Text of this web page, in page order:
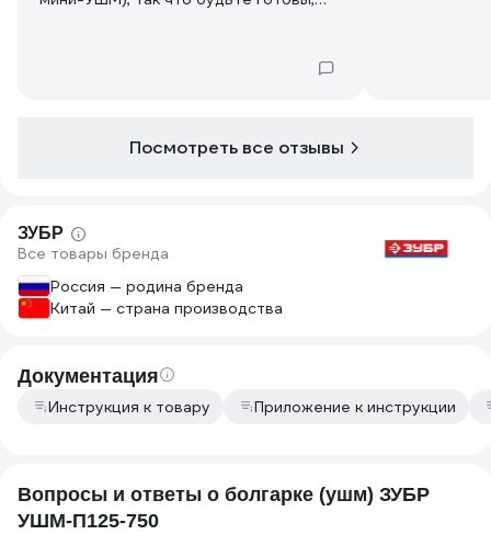
работа с этим диском зачастую
очень быстро распускать доски, а
диском по металлу - листовой металл,
типа кровельного железа.
заиметь такой интересный
арсенале!
Посмотреть все отзывы
ЗУБР
Все товары бренда
Россия — родина бренда
Китай — страна производства
Документация
Инструкция к товару Приложение к инструкции
Вопросы и ответы о болгарке (ушм) ЗУБР
УШМ-П125-750